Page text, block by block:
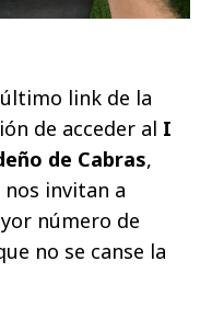
link de la
de acceder al I
de Cabras,
invitan a
número de
no se canse la